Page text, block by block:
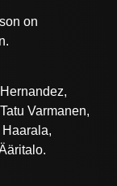
on
Varmanen,